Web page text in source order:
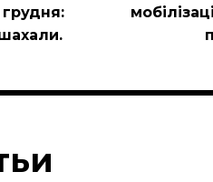
грудня: